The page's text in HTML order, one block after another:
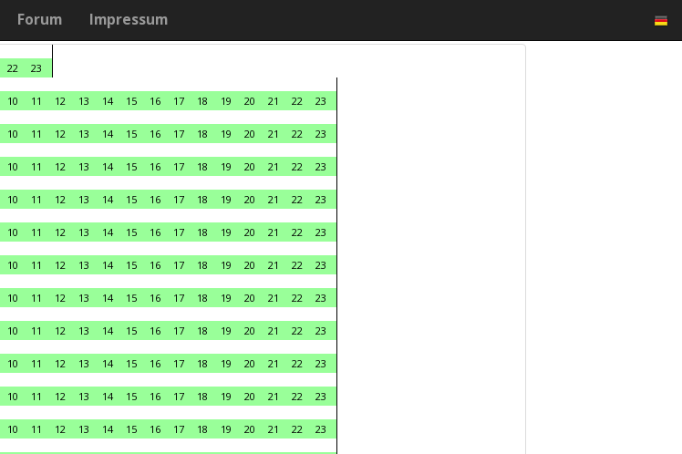
Forum Impressum
22
23
10 11 12 13 14 15 16 17 18 19 20 21 22
23
10 11 12 13 14 15 16 17 18 19 20 21 22
23
10 11 12 13 14 15 16 17 18 19 20 21 22
23
10 11 12 13 14 15 16 17 18 19 20 21 22
23
10 11 12 13 14 15 16 17 18 19 20 21 22
23
10 11 12 13 14 15 16 17 18 19 20 21 22
23
10 11 12 13 14 15 16 17 18 19 20 21 22
23
10 11 12 13 14 15 16 17 18 19 20 21 22
23
10 11 12 13 14 15 16 17 18 19 20 21 22
23
10 11 12 13 14 15 16 17 18 19 20 21 22
23
10 11 12 13 14 15 16 17 18 19 20 21 22
23